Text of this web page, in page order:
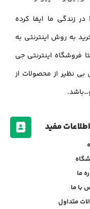
زندگی ما ایفا کرده
به روش اینترنتی به
فروشگاه اینترنتی جی
بی نظیر از محصولات از
اطلاعات مفید
ما
با ما
متداول